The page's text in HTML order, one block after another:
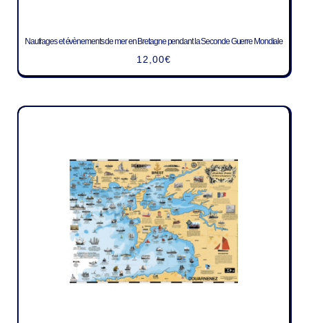
Naufrages et évènements de mer en Bretagne pendant la Seconde Guerre Mondiale
12,00€